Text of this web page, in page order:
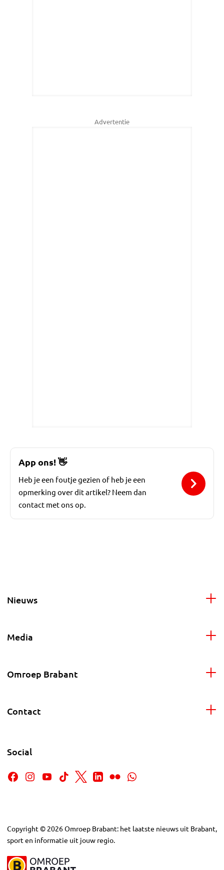
Advertentie
App ons!👋
Heb je een foutje gezien of heb je een
opmerking over dit artikel? Neem dan
contact met ons op.
Nieuws
Media
Omroep Brabant
Contact
Social
Copyright © 2026Omroep Brabant: het laatste nieuws uit Brabant,
sport en informatie uit jouw regio.